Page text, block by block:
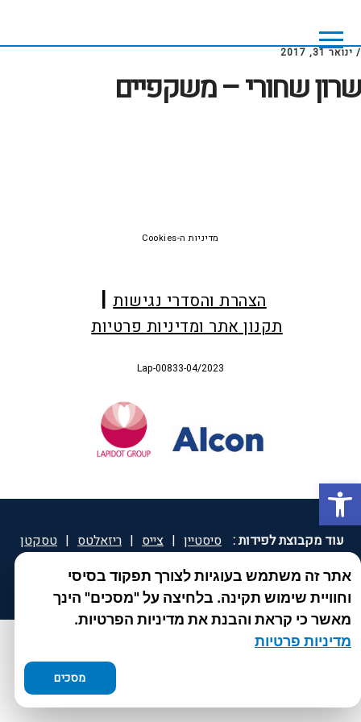
פתח סרגל נגישות
main
content
footer
/ ינואר 31, 2017
שרון שחורי – משקפיים
הצהרת והסדרי נגישות
תקנון אתר ומדיניות פרטיות
Lap-00833-04/2023
מדיניות ה-Cookies
אתר זה משתמש בעוגיות לצורך תפקוד בסיסי
וחוויית שימוש תקינה. בלחיצה על "מסכים" הינך
מאשר כי קראת והבנת את מדיניות הפרטיות.
מדיניות פרטיות
מסכים
עוד מקבוצת לפידות : סיסטיין | צייס | ריזאלטס | טסקטן
| ספאטון | ספיד גרון | יוטיפרו פלוס | קוקידנט |
DROPsept ®